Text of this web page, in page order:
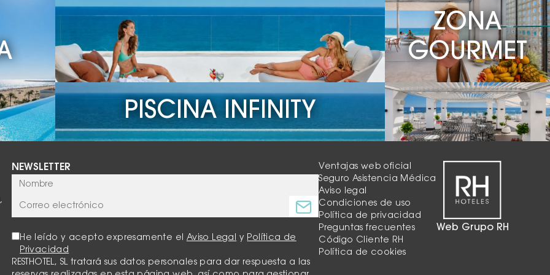
para estancias
tanto para
con el fin de mantener
de reserva, directamente
en la recepción de la
96 284 03 00, Ext. 3.
la reserva, no se
ZONA
GOURMET
PISCINA INFINITY
NEWSLETTER
He leído y acepto expresamente el Aviso Legal y Política de
Privacidad
RESTHOTEL, SL tratará sus datos personales para dar respuesta a las
Ventajas web oficial
Seguro Asistencia Médica
Aviso legal
Condiciones de uso
Política de privacidad
Preguntas frecuentes
Código Cliente RH
Política de cookies
Web Grupo RH